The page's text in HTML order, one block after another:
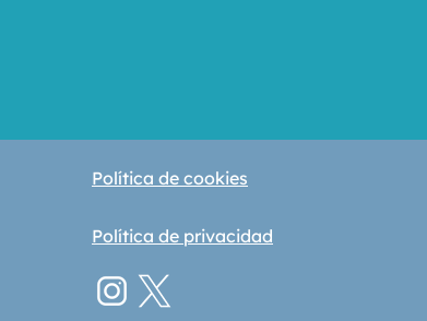
Política de cookies
Política de privacidad